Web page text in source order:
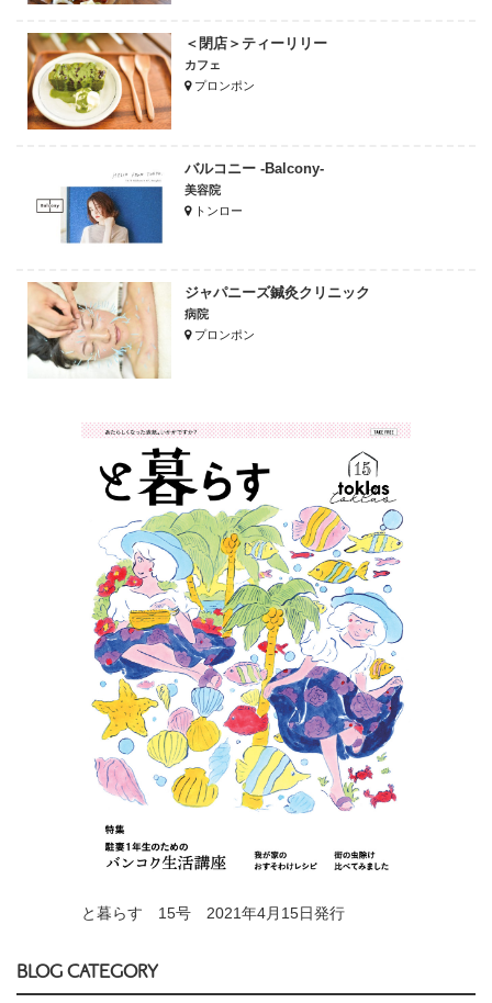
＜閉店＞ティーリリー
カフェ
プロンポン
バルコニー -Balcony-
美容院
トンロー
ジャパニーズ鍼灸クリニック
病院
プロンポン
と暮らす 15号 2021年4月15日発行
BLOG CATEGORY